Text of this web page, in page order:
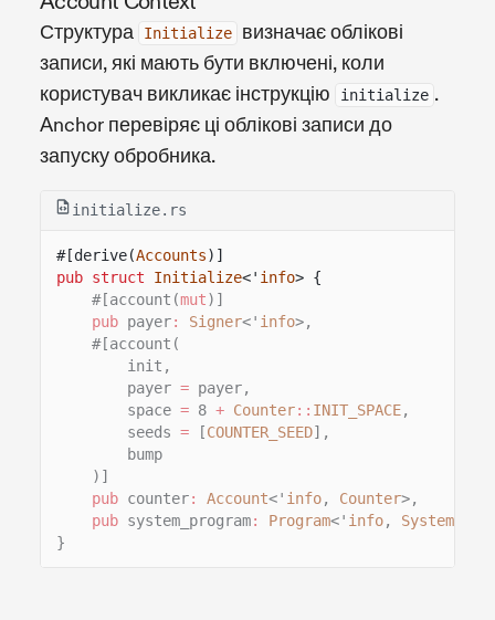
Структура Initialize
визначає облікові
записи, які мають бути включені, коли
користувач викликає інструкцію
initialize .
Anchor перевіряє ці облікові записи до
запуску обробника.
initialize.rs
#[derive(Accounts)]
pub struct
Initialize<' info> {
#[account(mut)]
pub payer: Signer<' info>,
#[account(
init,
payer = payer,
space = 8 + Counter:: INIT_SPACE,
seeds = [COUNTER_SEED],
bump
)]
pub counter: Account<' info, Counter>,
pub system_program: Program<' info, System
}